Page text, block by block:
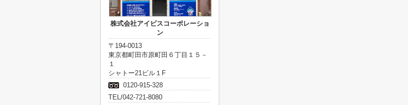
株式会社アイビスコーポレーショ
ン
〒194-0013
東京都町田市原町田６丁目１５－
１
シャトー21ビル１F
0120-915-328
TEL/042-721-8080